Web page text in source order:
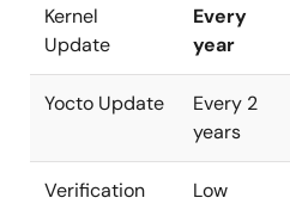
Kernel
Update
Every
year
Yocto Update
Every 2
years
Verification
Low